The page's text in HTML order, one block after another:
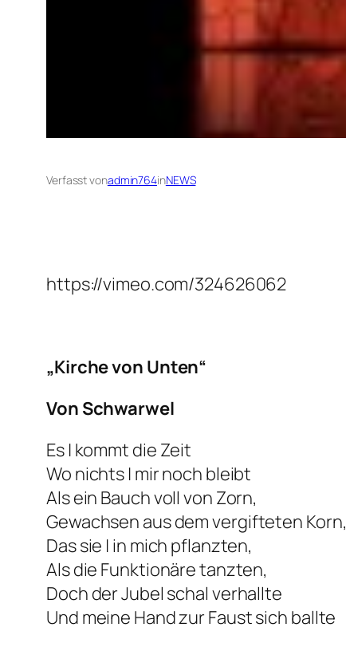
Verfasst vonadmin764inNEWS
https://vimeo.com/324626062
„Kirche von Unten“
Von Schwarwel
Es | kommt die Zeit
Wo nichts | mir noch bleibt
Als ein Bauch voll von Zorn,
Gewachsen aus dem vergifteten Korn,
Das sie | in mich pflanzten,
Als die Funktionäre tanzten,
Doch der Jubel schal verhallte
Und meine Hand zur Faust sich ballte